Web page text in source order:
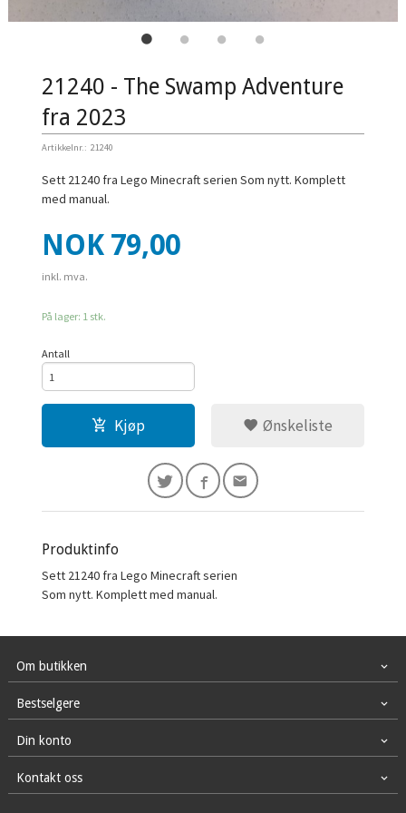
21240 - The Swamp Adventure
fra 2023
Artikkelnr.: 21240
Sett 21240 fra Lego Minecraft serien Som nytt. Komplett
med manual.
Pris
NOK 79,00
inkl. mva.
På lager: 1 stk.
Antall
Kjøp Ønskeliste
Produktinfo
Sett 21240 fra Lego Minecraft serien
Som nytt. Komplett med manual.
Om butikken
Bestselgere
Din konto
Kontakt oss